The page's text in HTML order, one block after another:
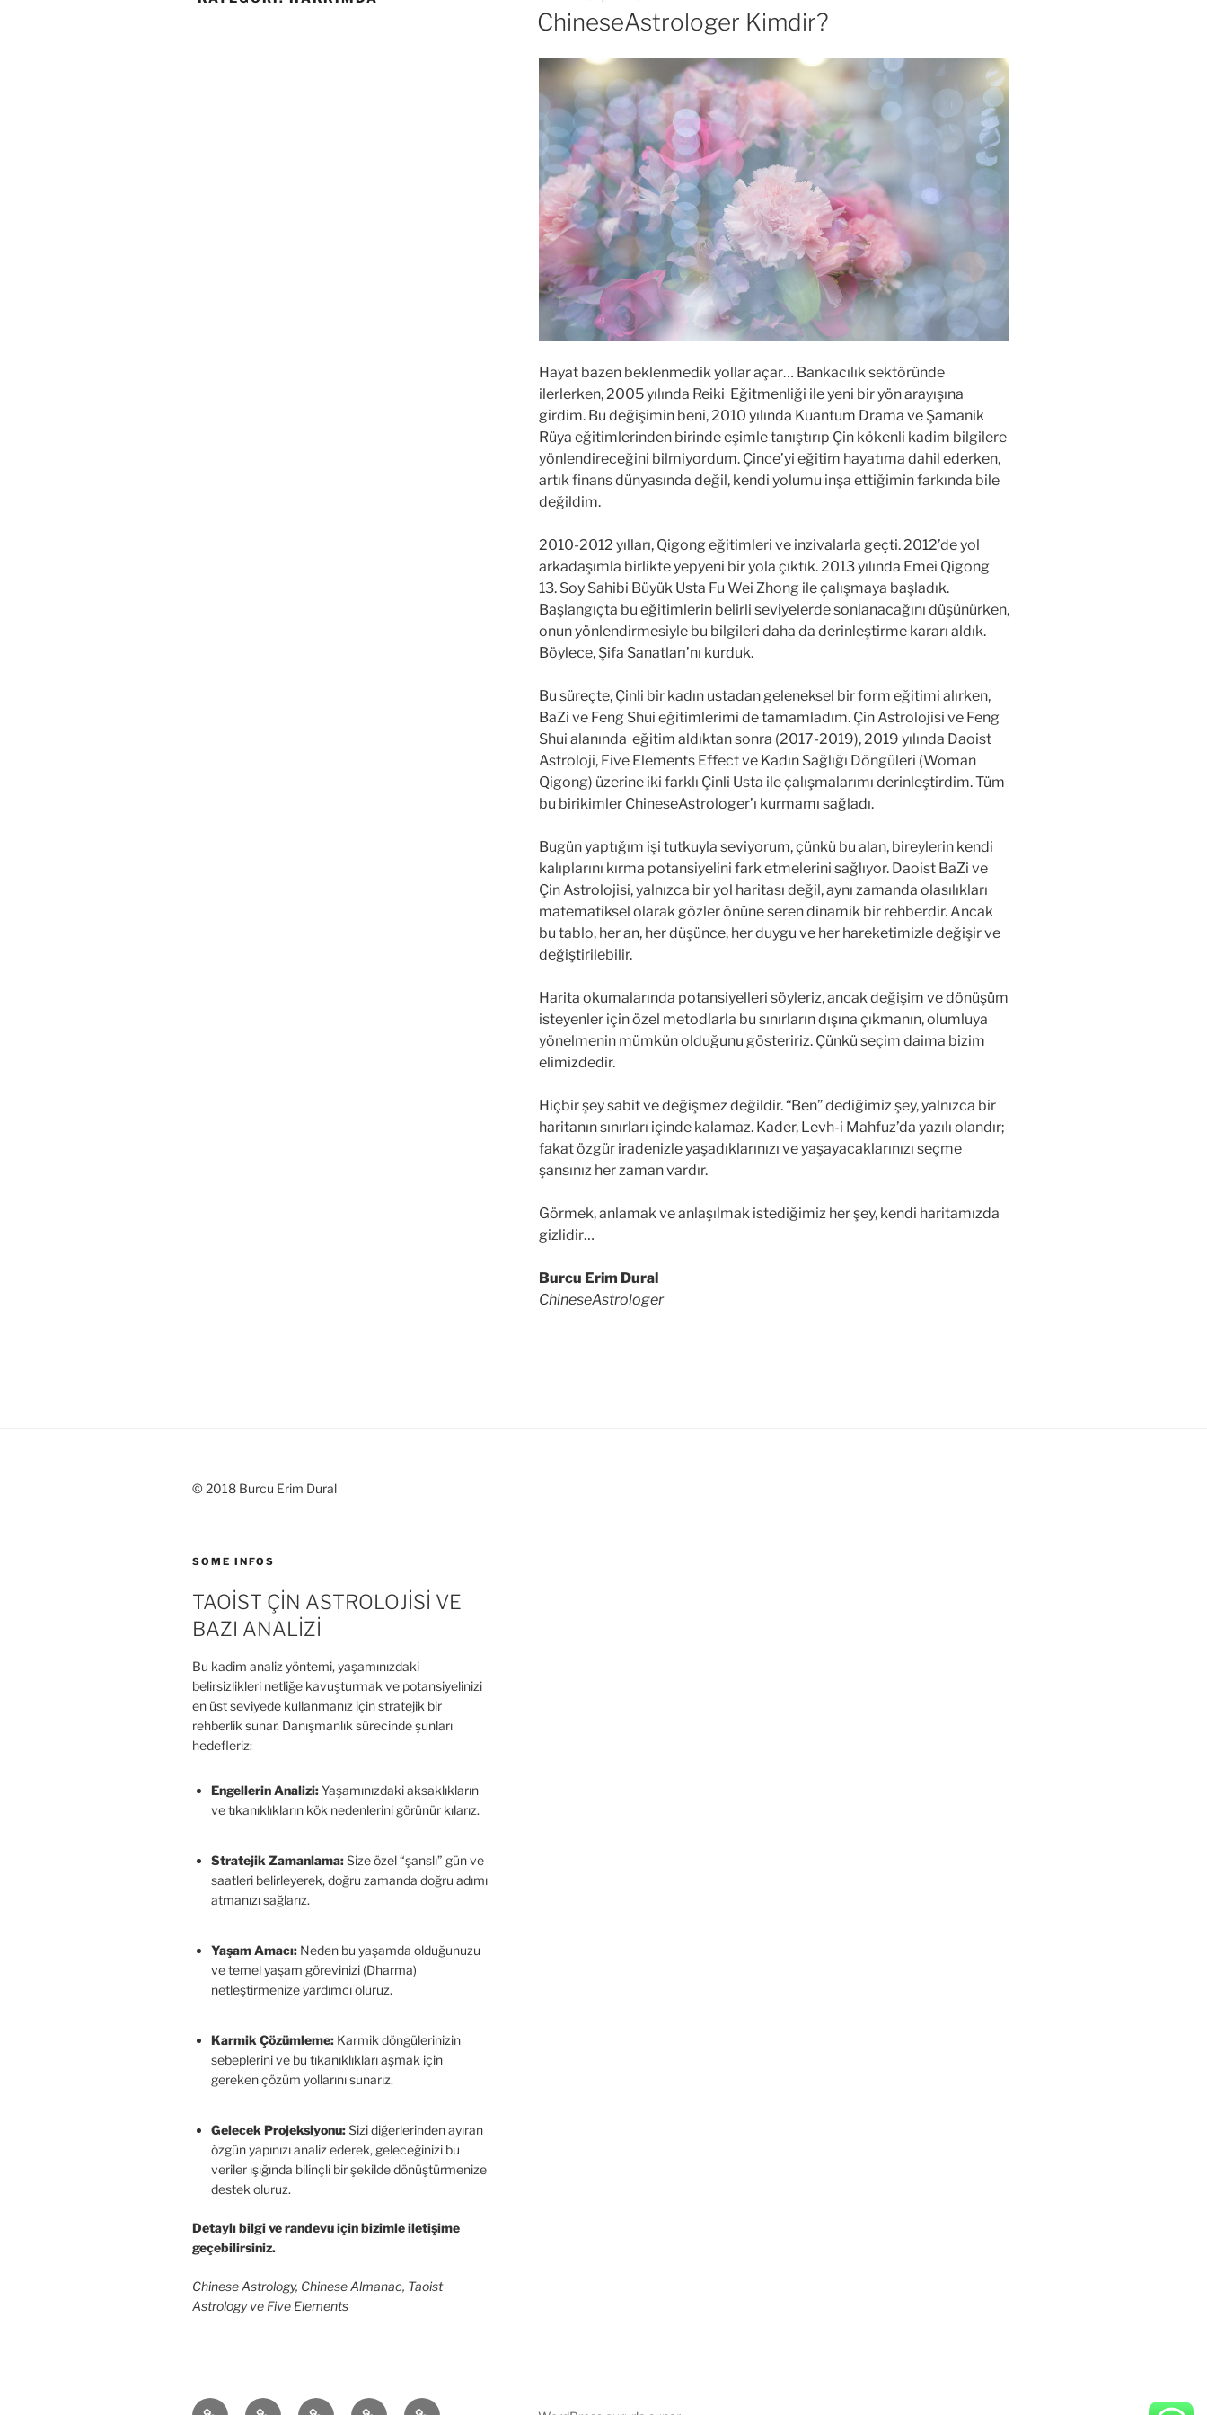
TARIHI
ChineseAstrologer Kimdir?
Hayat bazen beklenmedik yollar açar… Bankacılık sektöründe
ilerlerken, 2005 yılında Reiki Eğitmenliği ile yeni bir yön arayışına
girdim. Bu değişimin beni, 2010 yılında Kuantum Drama ve Şamanik
Rüya eğitimlerinden birinde eşimle tanıştırıp Çin kökenli kadim bilgilere
yönlendireceğini bilmiyordum. Çince’yi eğitim hayatıma dahil ederken,
artık finans dünyasında değil, kendi yolumu inşa ettiğimin farkında bile
değildim.
2010-2012 yılları, Qigong eğitimleri ve inzivalarla geçti. 2012’de yol
arkadaşımla birlikte yepyeni bir yola çıktık. 2013 yılında Emei Qigong
13. Soy Sahibi Büyük Usta Fu Wei Zhong ile çalışmaya başladık.
Başlangıçta bu eğitimlerin belirli seviyelerde sonlanacağını düşünürken,
onun yönlendirmesiyle bu bilgileri daha da derinleştirme kararı aldık.
Böylece, Şifa Sanatları’nı kurduk.
Bu süreçte, Çinli bir kadın ustadan geleneksel bir form eğitimi alırken,
BaZi ve Feng Shui eğitimlerimi de tamamladım. Çin Astrolojisi ve Feng
Shui alanında eğitim aldıktan sonra (2017-2019), 2019 yılında Daoist
Astroloji, Five Elements Effect ve Kadın Sağlığı Döngüleri (Woman
Qigong) üzerine iki farklı Çinli Usta ile çalışmalarımı derinleştirdim. Tüm
bu birikimler ChineseAstrologer’ı kurmamı sağladı.
Bugün yaptığım işi tutkuyla seviyorum, çünkü bu alan, bireylerin kendi
kalıplarını kırma potansiyelini fark etmelerini sağlıyor. Daoist BaZi ve
Çin Astrolojisi, yalnızca bir yol haritası değil, aynı zamanda olasılıkları
matematiksel olarak gözler önüne seren dinamik bir rehberdir. Ancak
bu tablo, her an, her düşünce, her duygu ve her hareketimizle değişir ve
değiştirilebilir.
Harita okumalarında potansiyelleri söyleriz, ancak değişim ve dönüşüm
isteyenler için özel metodlarla bu sınırların dışına çıkmanın, olumluya
yönelmenin mümkün olduğunu gösteririz. Çünkü seçim daima bizim
elimizdedir.
Hiçbir şey sabit ve değişmez değildir. “Ben” dediğimiz şey, yalnızca bir
haritanın sınırları içinde kalamaz. Kader, Levh-i Mahfuz’da yazılı olandır;
fakat özgür iradenizle yaşadıklarınızı ve yaşayacaklarınızı seçme
şansınız her zaman vardır.
Görmek, anlamak ve anlaşılmak istediğimiz her şey, kendi haritamızda
gizlidir…
Burcu Erim Dural
ChineseAstrologer
© 2018 Burcu Erim Dural
SOME INFOS
TAOİST ÇİN ASTROLOJİSİ VE
BAZI ANALİZİ
Bu kadim analiz yöntemi, yaşamınızdaki
belirsizlikleri netliğe kavuşturmak ve potansiyelinizi
en üst seviyede kullanmanız için stratejik bir
rehberlik sunar. Danışmanlık sürecinde şunları
hedefleriz:
Engellerin Analizi:Yaşamınızdaki aksaklıkların
ve tıkanıklıkların kök nedenlerini görünür kılarız.
Stratejik Zamanlama:Size özel “şanslı” gün ve
saatleri belirleyerek, doğru zamanda doğru adımı
atmanızı sağlarız.
Yaşam Amacı: Neden bu yaşamda olduğunuzu
ve temel yaşam görevinizi (Dharma)
netleştirmenize yardımcı oluruz.
Karmik Çözümleme: Karmik döngülerinizin
sebeplerini ve bu tıkanıklıkları aşmak için
gereken çözüm yollarını sunarız.
Gelecek Projeksiyonu:Sizi diğerlerinden ayıran
özgün yapınızı analiz ederek, geleceğinizi bu
veriler ışığında bilinçli bir şekilde dönüştürmenize
destek oluruz.
Detaylı bilgi ve randevu için bizimle iletişime
geçebilirsiniz.
Chinese Astrology, Chinese Almanac, Taoist
Astrology ve Five Elements
BaZi Feng Çin Yazılar İletişim